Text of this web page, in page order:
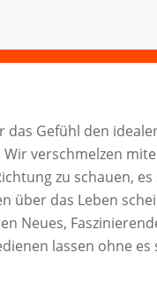
Gefühl den
verschmelzen
zu schauen,
über das Leben
Neues,
lassen ohne es